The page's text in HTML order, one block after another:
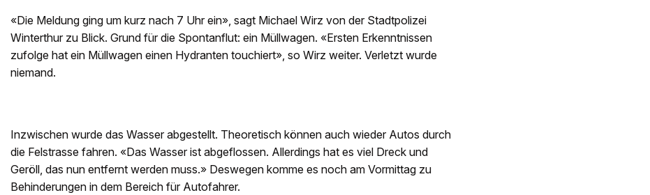
«Die Meldung ging um kurz nach 7 Uhr ein», sagt Michael Wirz von der Stadtpolizei
Winterthur zu Blick. Grund für die Spontanflut: ein Müllwagen. «Ersten Erkenntnissen
zufolge hat ein Müllwagen einen Hydranten touchiert», so Wirz weiter. Verletzt wurde
niemand.
Inzwischen wurde das Wasser abgestellt. Theoretisch können auch wieder Autos durch
die Felstrasse fahren. «Das Wasser ist abgeflossen. Allerdings hat es viel Dreck und
Geröll, das nun entfernt werden muss.» Deswegen komme es noch am Vormittag zu
Behinderungen in dem Bereich für Autofahrer.